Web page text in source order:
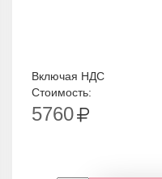
Включая НДС
Стоимость:
5760